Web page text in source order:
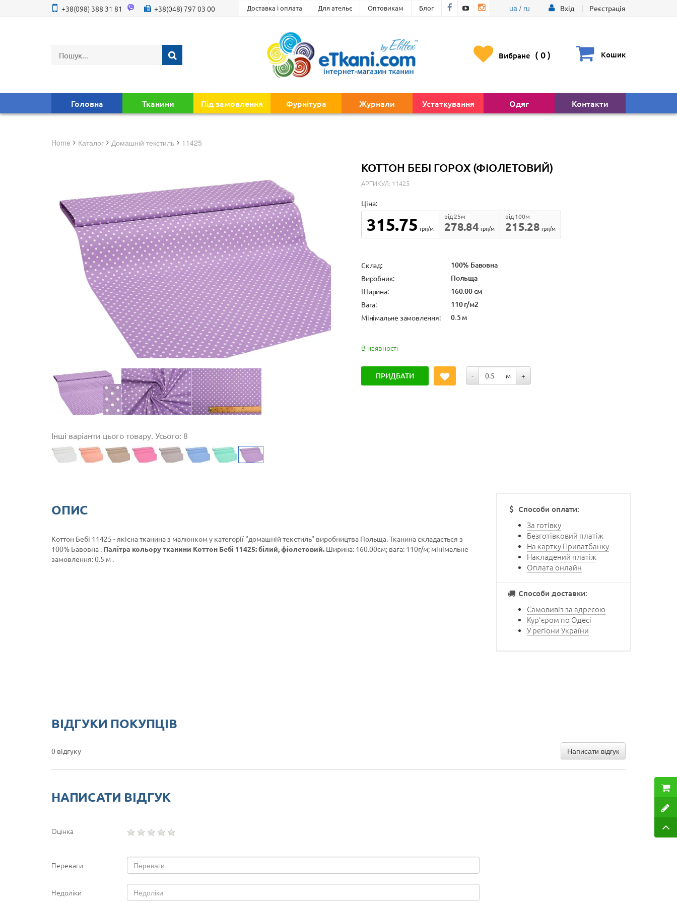
+38(098) 388 31 81 +38(048) 797 03 00 Доставка і оплата Для ательє Оптовикам Блог ua/ ru Вхід Реєстрація
Вибране ( 0) Кошик
Головна Тканини Під замовлення Фурнітура Журнали Устаткування Одяг Контакти
Home Каталог домашній текстиль 11425
Інші варіанти цього товару. Усього: 8
КОТТОН БЕБІ ГОРОХ (ФІОЛЕТОВИЙ)
АРТИКУЛ: 11425
Ціна:
315.75 грн/м 278.84
від 25м
грн/м
215.28
від 100м
грн/м
Cклад: 100% Бавовна
Виробник: Польща
Ширина: 160.00 см
Вага: 110 г/м2
Мінімальне замовлення: 0.5 м
В наявності
ПРИДБАТИ - м +
ОПИС
Коттон Бебі 11425 - якісна тканина з малюнком у категорії "домашній текстиль" виробництва Польща. Тканина складається з
100% Бавовна . Палітра кольору тканини Коттон Бебі 11425: білий, фіолетовий. Ширина: 160.00см; вага: 110г/м; мінімальне
замовлення: 0.5 м .
Способи оплати:
За готівку
Безготівковий платіж
На картку Приватбанку
Накладений платіж
Оплата онлайн
Способи доставки:
Самовивіз за адресою
Кур'єром по Одесі
У регіони України
ВІДГУКИ ПОКУПЦІВ
0 відгуку Написати відгук
НАПИСАТИ ВІДГУК
Оцінка
Переваги
Недоліки